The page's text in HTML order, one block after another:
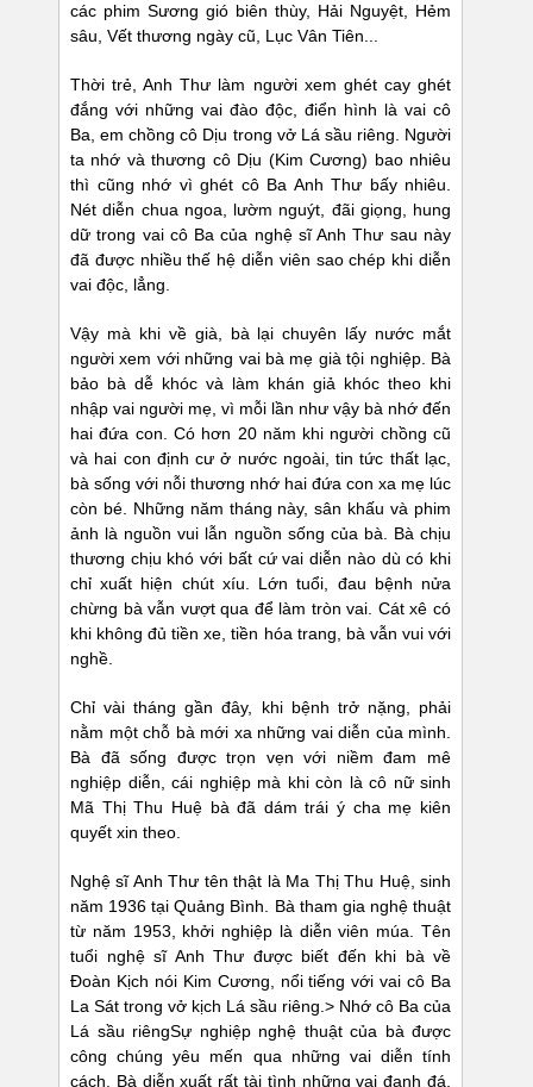
các phim Sương gió biên thùy, Hải Nguyệt, Hẻm
sâu, Vết thương ngày cũ, Lục Vân Tiên...
Thời trẻ, Anh Thư làm người xem ghét cay ghét
đắng với những vai đào độc, điển hình là vai cô
Ba, em chồng cô Dịu trong vở Lá sầu riêng. Người
ta nhớ và thương cô Dịu (Kim Cương) bao nhiêu
thì cũng nhớ vì ghét cô Ba Anh Thư bấy nhiêu.
Nét diễn chua ngoa, lườm nguýt, đãi giọng, hung
dữ trong vai cô Ba của nghệ sĩ Anh Thư sau này
đã được nhiều thế hệ diễn viên sao chép khi diễn
vai độc, lẳng.
Vậy mà khi về già, bà lại chuyên lấy nước mắt
người xem với những vai bà mẹ già tội nghiệp. Bà
bảo bà dễ khóc và làm khán giả khóc theo khi
nhập vai người mẹ, vì mỗi lần như vậy bà nhớ đến
hai đứa con. Có hơn 20 năm khi người chồng cũ
và hai con định cư ở nước ngoài, tin tức thất lạc,
bà sống với nỗi thương nhớ hai đứa con xa mẹ lúc
còn bé. Những năm tháng này, sân khấu và phim
ảnh là nguồn vui lẫn nguồn sống của bà. Bà chịu
thương chịu khó với bất cứ vai diễn nào dù có khi
chỉ xuất hiện chút xíu. Lớn tuổi, đau bệnh nửa
chừng bà vẫn vượt qua để làm tròn vai. Cát xê có
khi không đủ tiền xe, tiền hóa trang, bà vẫn vui với
nghề.
Chỉ vài tháng gần đây, khi bệnh trở nặng, phải
nằm một chỗ bà mới xa những vai diễn của mình.
Bà đã sống được trọn vẹn với niềm đam mê
nghiệp diễn, cái nghiệp mà khi còn là cô nữ sinh
Mã Thị Thu Huệ bà đã dám trái ý cha mẹ kiên
quyết xin theo.
Nghệ sĩ Anh Thư tên thật là Ma Thị Thu Huệ, sinh
năm 1936 tại Quảng Bình. Bà tham gia nghệ thuật
từ năm 1953, khởi nghiệp là diễn viên múa. Tên
tuổi nghệ sĩ Anh Thư được biết đến khi bà về
Đoàn Kịch nói Kim Cương, nổi tiếng với vai cô Ba
La Sát trong vở kịch Lá sầu riêng.> Nhớ cô Ba của
Lá sầu riêngSự nghiệp nghệ thuật của bà được
công chúng yêu mến qua những vai diễn tính
cách. Bà diễn xuất rất tài tình những vai đanh đá,